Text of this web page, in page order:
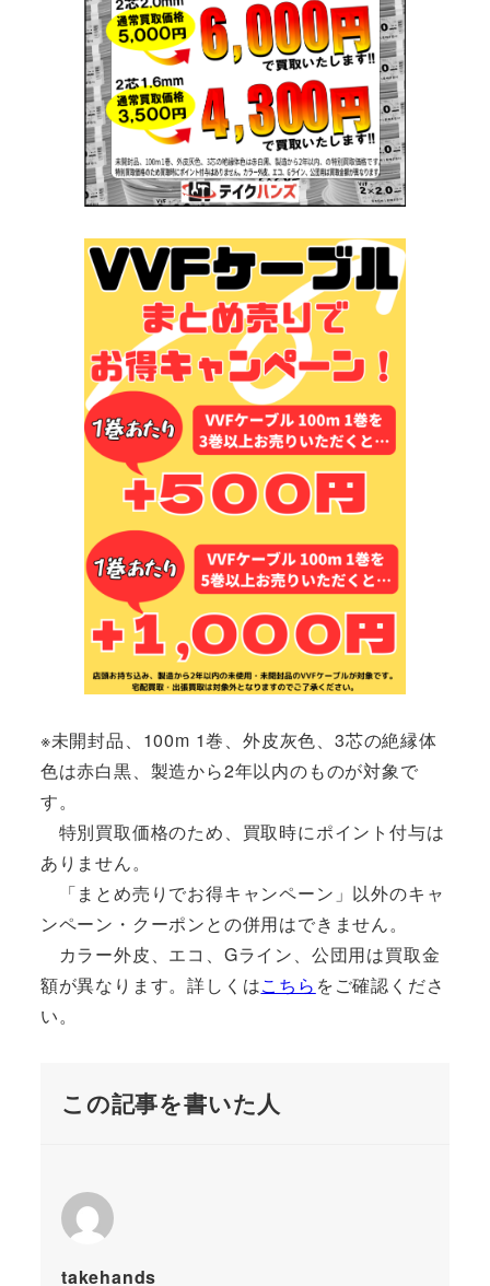
※未開封品、100m 1巻、外皮灰色、3芯の絶縁体
色は赤白黒、製造から2年以内のものが対象で
す。
特別買取価格のため、買取時にポイント付与は
ありません。
「まとめ売りでお得キャンペーン」以外のキャ
ンペーン・クーポンとの併用はできません。
カラー外皮、エコ、Gライン、公団用は買取金
額が異なります。詳しくはこちら をご確認くださ
い。
この記事を書いた人
takehands